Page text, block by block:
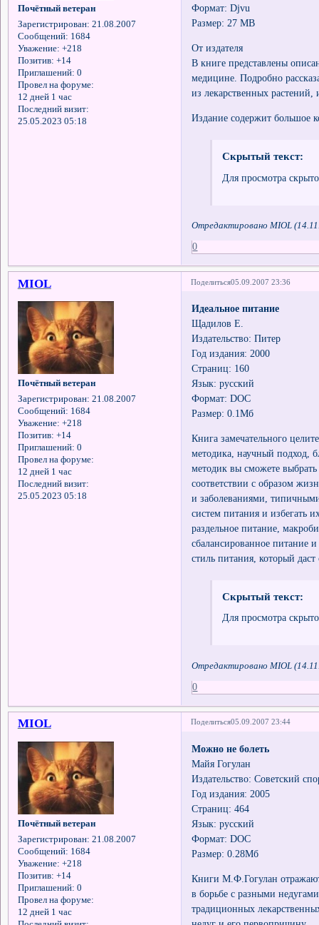
Почётный ветеран
Зарегистрирован: 21.08.2007
Сообщений: 1684
Уважение: +218
Позитив: +14
Приглашений: 0
Провел на форуме:
12 дней 1 час
Последний визит:
25.05.2023 05:18
Формат: Djvu
Размер: 27 MB
От издателя
В книге представлены
медицине. Подробно
из лекарственных
Издание содержит большое
Скрытый текст:
Для просмотра
Отредактировано MIOL
0
Поделиться05.09.2007 23:36
MIOL
Почётный ветеран
Зарегистрирован: 21.08.2007
Сообщений: 1684
Уважение: +218
Позитив: +14
Приглашений: 0
Провел на форуме:
12 дней 1 час
Последний визит:
25.05.2023 05:18
Идеальное питание
Щадилов Е.
Издательство: Питер
Год издания: 2000
Страниц: 160
Язык: русский
Формат: DOC
Размер: 0.1Мб
Книга замечательного
методика, научный подход,
методик вы сможете
соответствии с образом
и заболеваниями,
систем питания и избегать
раздельное питание,
сбалансированное питание
стиль питания, который
Скрытый текст:
Для просмотра
Отредактировано MIOL
0
Поделиться05.09.2007 23:44
MIOL
Почётный ветеран
Зарегистрирован: 21.08.2007
Сообщений: 1684
Уважение: +218
Позитив: +14
Приглашений: 0
Провел на форуме:
12 дней 1 час
Можно не болеть
Майя Гогулан
Издательство: Советский
Год издания: 2005
Страниц: 464
Язык: русский
Формат: DOC
Размер: 0.28Мб
Книги М.Ф.Гогулан
в борьбе с разными
традиционных